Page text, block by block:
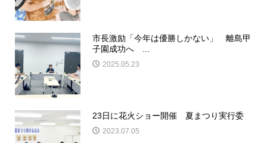
市長激励「今年は優勝しかない」 離島甲
子園成功へ ...
2025.05.23
23日に花火ショー開催 夏まつり実行委
2023.07.05